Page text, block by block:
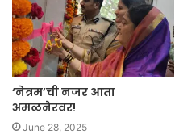
‘नेत्रम’ची नजर आता
अमळनेरवर!
June 28, 2025